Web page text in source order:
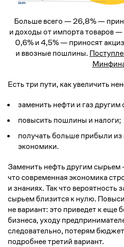
Больше всего — 26,8% —
и доходы от импорта товаров
0,6% и 4,5% — приносят
и ввозные пошлины.
Есть три пути, как увеличить
заменить нефти и газ
повысить пошлины и налоги;
получать больше прибыли
экономики.
Заменить нефть другим
что современная экономика
и знаниях. Так что вероятность
сырьем близится к нулю.
не вариант: это приведет к
бизнеса, уходу
следовательно, потерям
подробнее третий вариант.